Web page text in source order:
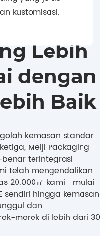
bersertifikasi BRCGS
dan sesuai dengan
kustomisasi lengkap:
ukuran, ketebalan (3-
5 mil), bahan, dan
sifat penghalang
membutuhkan
kemasan vakum
beku, Meiji Packaging
memastikan daya
tahan, kesegaran,
dan visibilitas merek
untuk produk
makanan laut Anda.
kustomisasi.
Lebih
dengan
Baik
kemasan standar
Meiji Packaging
terintegrasi
telah mengendalikan
20.000㎡ kami—mulai
sendiri hingga kemasan
dan
merek di lebih dari 30